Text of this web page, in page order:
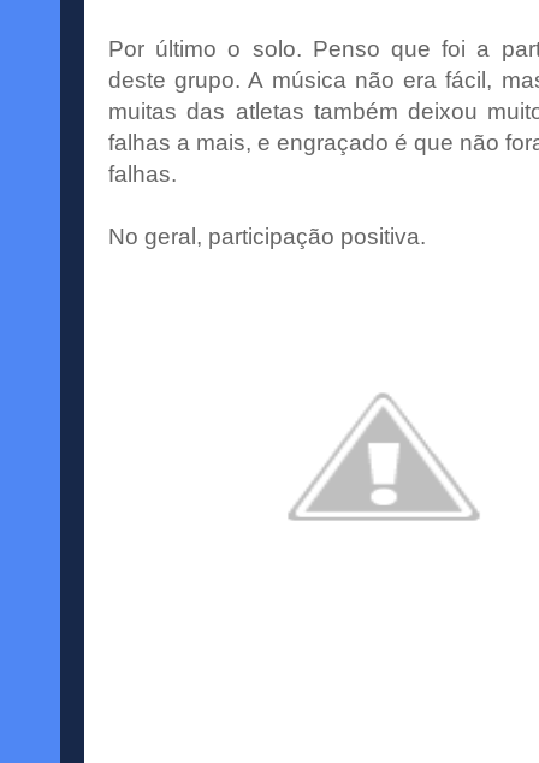
Por último o solo. Penso que foi a
deste grupo. A música não era fácil,
muitas das atletas também deixou
falhas a mais, e engraçado é que não
falhas.
No geral, participação positiva.